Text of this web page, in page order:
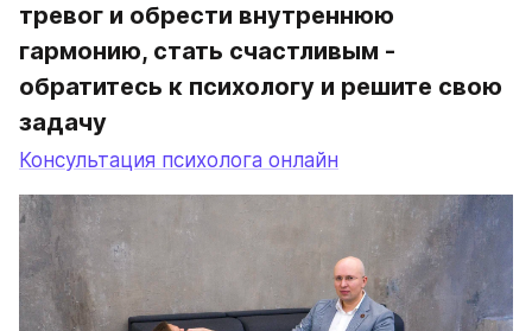
тревог и обрести внутреннюю
гармонию, стать счастливым -
обратитесь к психологу и решите свою
задачу
Консультация психолога онлайн